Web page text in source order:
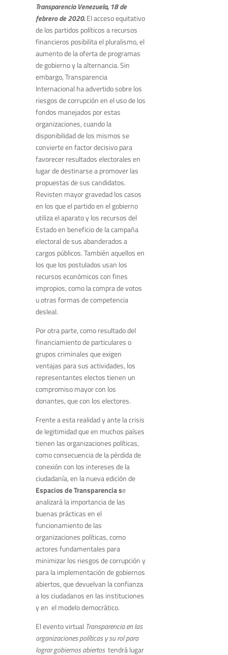
Transparencia Venezuela, 18 de
febrero de 2020.El acceso equitativo
de los partidos políticos a recursos
financieros posibilita el pluralismo, el
aumento de la oferta de programas
de gobierno y la alternancia. Sin
embargo, Transparencia
Internacional ha advertido sobre los
riesgos de corrupción en el uso de los
fondos manejados por estas
organizaciones, cuando la
disponibilidad de los mismos se
convierte en factor decisivo para
favorecer resultados electorales en
lugar de destinarse a promover las
propuestas de sus candidatos.
Revisten mayor gravedad los casos
en los que el partido en el gobierno
utiliza el aparato y los recursos del
Estado en beneficio de la campaña
electoral de sus abanderados a
cargos públicos. También aquellos en
los que los postulados usan los
recursos económicos con fines
impropios, como la compra de votos
u otras formas de competencia
desleal.
Por otra parte, como resultado del
financiamiento de particulares o
grupos criminales que exigen
ventajas para sus actividades, los
representantes electos tienen un
compromiso mayor con los
donantes, que con los electores.
Frente a esta realidad y ante la crisis
de legitimidad que en muchos países
tienen las organizaciones políticas,
como consecuencia de la pérdida de
conexión con los intereses de la
ciudadanía, en la nueva edición de
Espacios de Transparencia se
analizará la importancia de las
buenas prácticas en el
funcionamiento de las
organizaciones políticas, como
actores fundamentales para
minimizar los riesgos de corrupción y
para la implementación de gobiernos
abiertos, que devuelvan la confianza
a los ciudadanos en las instituciones
y en el modelo democrático.
El evento virtual Transparencia en las
organizaciones políticas y su rol para
lograr gobiernos abiertostendrá lugar